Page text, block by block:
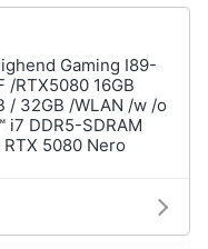
Gaming I89-
/RTX5080 16GB
/ 32GB /WLAN /w /o
i7 DDR5-SDRAM
RTX 5080 Nero